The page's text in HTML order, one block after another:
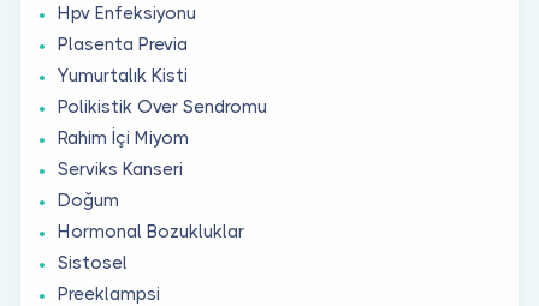
Hpv Enfeksiyonu
Plasenta Previa
Yumurtalık Kisti
Polikistik Over Sendromu
Rahim İçi Miyom
Serviks Kanseri
Doğum
Hormonal Bozukluklar
Sistosel
Preeklampsi